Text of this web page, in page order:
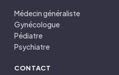
Médecin généraliste
Gynécologue
Pédiatre
Psychiatre
CONTACT